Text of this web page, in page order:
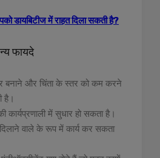
डायबिटीज में राहत दिला सकती है?
फायदे
बनाने और चिंता के स्तर को कम करने
है।
कार्यप्रणाली में सुधार हो सकता है।
वाले के रूप में कार्य कर सकता